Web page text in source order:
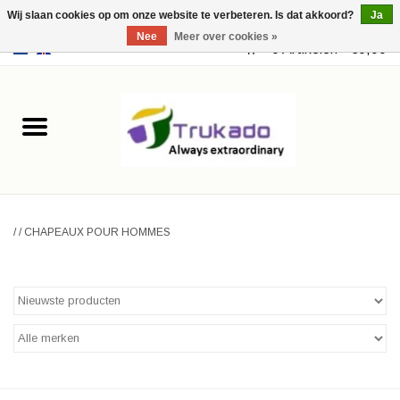
USD 0 Artikelen - €0,00
Leer
Merchandise
Gothic Steampunk
// CHAPEAUX POUR HOMMES
Wij slaan cookies op om onze website te verbeteren. Is dat akkoord?
Ja
Nee
Meer over cookies »